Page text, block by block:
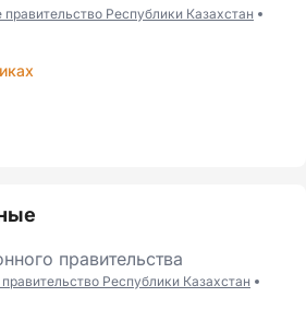
правительство Республики Казахстан
правительства
Республики Казахстан